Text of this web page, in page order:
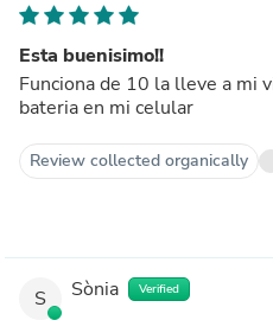
Esta buenisimo!!
Funciona de 10 la lleve a mi
bateria en mi celular
Review collected organically
S Sònia Verified